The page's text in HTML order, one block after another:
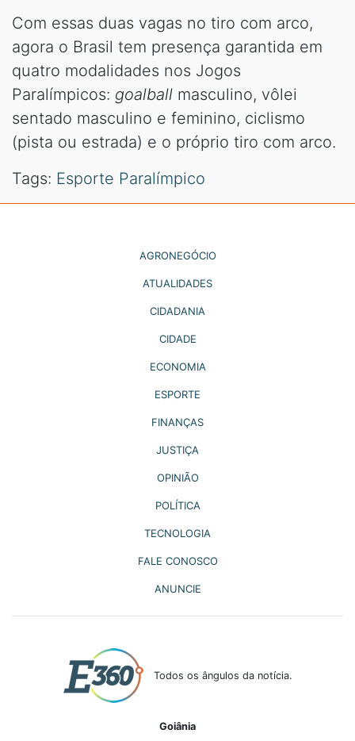
Com essas duas vagas no tiro com arco,
agora o Brasil tem presença garantida em
quatro modalidades nos Jogos
Paralímpicos: goalball masculino, vôlei
sentado masculino e feminino, ciclismo
(pista ou estrada) e o próprio tiro com arco.
Tags: Esporte Paralímpico
AGRONEGÓCIO
ATUALIDADES
CIDADANIA
CIDADE
ECONOMIA
ESPORTE
FINANÇAS
JUSTIÇA
OPINIÃO
POLÍTICA
TECNOLOGIA
FALE CONOSCO
ANUNCIE
Todos os ângulos da notícia.
Goiânia